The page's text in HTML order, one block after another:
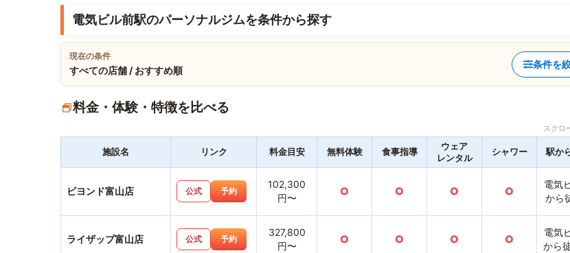
電気ビル前駅のパーソナルジムを条件から探す
現在の条件
すべての店舗 / おすすめ順
条件を
料金・体験・特徴を比べる
スクロ
施設名 リンク 料金目安 無料体験 食事指導
ウェア
レンタル
シャワー 駅か
ビヨンド富山店 公式 予約
102,300
円〜
○ ○ ○ ○
電気
から
ライザップ富山店 公式 予約
327,800
円〜
○ ○ ○ ○
電気
から